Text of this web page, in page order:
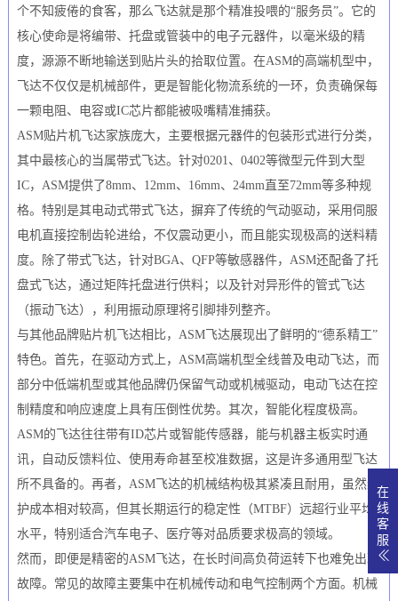
个不知疲倦的食客，那么飞达就是那个精准投喂的“服务员”。它的
核心使命是将编带、托盘或管装中的电子元器件，以毫米级的精
度，源源不断地输送到贴片头的拾取位置。在ASM的高端机型中，
飞达不仅仅是机械部件，更是智能化物流系统的一环，负责确保每
一颗电阻、电容或IC芯片都能被吸嘴精准捕获。
ASM贴片机飞达家族庞大，主要根据元器件的包装形式进行分类，
其中最核心的当属带式飞达。针对0201、0402等微型元件到大型
IC，ASM提供了8mm、12mm、16mm、24mm直至72mm等多种规
格。特别是其电动式带式飞达，摒弃了传统的气动驱动，采用伺服
电机直接控制齿轮进给，不仅震动更小，而且能实现极高的送料精
度。除了带式飞达，针对BGA、QFP等敏感器件，ASM还配备了托
盘式飞达，通过矩阵托盘进行供料；以及针对异形件的管式飞达
（振动飞达），利用振动原理将引脚排列整齐。
与其他品牌贴片机飞达相比，ASM飞达展现出了鲜明的“德系精工”
特色。首先，在驱动方式上，ASM高端机型全线普及电动飞达，而
部分中低端机型或其他品牌仍保留气动或机械驱动，电动飞达在控
制精度和响应速度上具有压倒性优势。其次，智能化程度极高。
ASM的飞达往往带有ID芯片或智能传感器，能与机器主板实时通
讯，自动反馈料位、使用寿命甚至校准数据，这是许多通用型飞达
所不具备的。再者，ASM飞达的机械结构极其紧凑且耐用，虽然维
护成本相对较高，但其长期运行的稳定性（MTBF）远超行业平均
水平，特别适合汽车电子、医疗等对品质要求极高的领域。
然而，即便是精密的ASM飞达，在长时间高负荷运转下也难免出现
故障。常见的故障主要集中在机械传动和电气控制两个方面。机械
在
线
客
服